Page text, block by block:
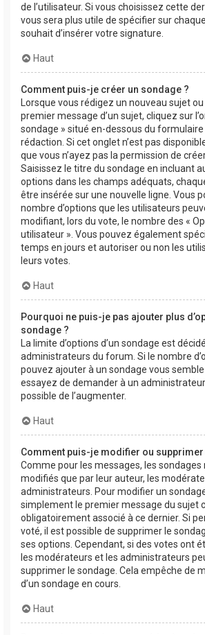
de l’utilisateur. Si vous choisissez cette
vous sera plus utile de spécifier sur
souhait d’insérer votre signature.
Haut
Comment puis-je créer un sondage ?
Lorsque vous rédigez un nouveau sujet
premier message d’un sujet, cliquez sur
sondage » situé en-dessous du formulaire
rédaction. Si cet onglet n’est pas
que vous n’ayez pas la permission de
Saisissez le titre du sondage en incluant
options dans les champs adéquats,
être insérée sur une nouvelle ligne. Vous
nombre d’options que les utilisateurs
modifiant, lors du vote, le nombre des «
utilisateur ». Vous pouvez également
temps en jours et autoriser ou non les
leurs votes.
Haut
Pourquoi ne puis-je pas ajouter plus
sondage ?
La limite d’options d’un sondage est
administrateurs du forum. Si le nombre
pouvez ajouter à un sondage vous
essayez de demander à un
possible de l’augmenter.
Haut
Comment puis-je modifier ou supprimer
Comme pour les messages, les sondages
modifiés que par leur auteur, les
administrateurs. Pour modifier un
simplement le premier message du sujet
obligatoirement associé à ce dernier. Si
voté, il est possible de supprimer le
ses options. Cependant, si des votes ont
les modérateurs et les administrateurs
supprimer le sondage. Cela empêche de
d’un sondage en cours.
Haut